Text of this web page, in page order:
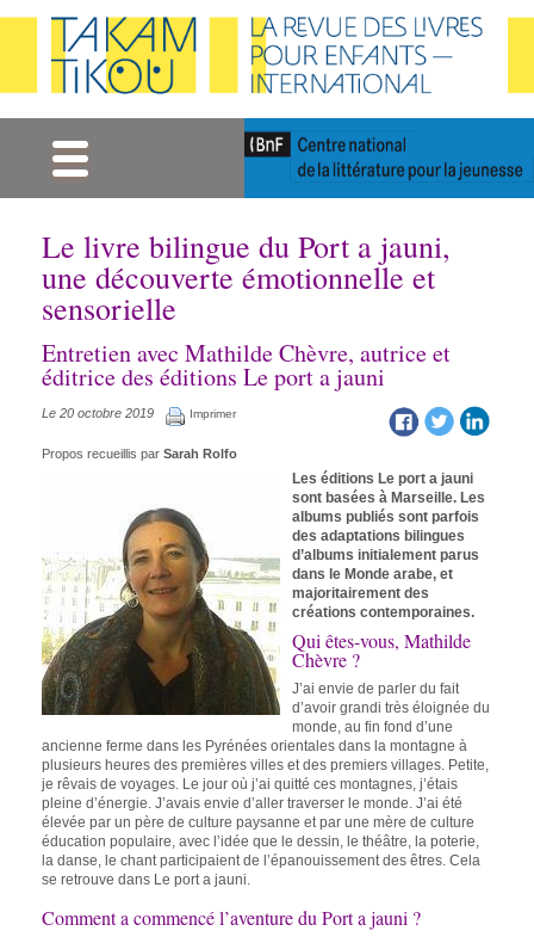
Le livre bilingue du Port a jauni,
une découverte émotionnelle et
sensorielle
Entretien avec Mathilde Chèvre, autrice et
éditrice des éditions Le port a jauni
Le 20 octobre 2019 Imprimer
Propos recueillis par Sarah Rolfo
Les éditions Le port a jauni
sont basées à Marseille. Les
albums publiés sont parfois
des adaptations bilingues
d’albums initialement parus
dans le Monde arabe, et
majoritairement des
créations contemporaines.
Qui êtes-vous, Mathilde
Chèvre ?
J’ai envie de parler du fait
d’avoir grandi très éloignée du
monde, au fin fond d’une
ancienne ferme dans les Pyrénées orientales dans la montagne à
plusieurs heures des premières villes et des premiers villages. Petite,
je rêvais de voyages. Le jour où j’ai quitté ces montagnes, j’étais
pleine d’énergie. J’avais envie d’aller traverser le monde. J’ai été
élevée par un père de culture paysanne et par une mère de culture
éducation populaire, avec l’idée que le dessin, le théâtre, la poterie,
la danse, le chant participaient de l’épanouissement des êtres. Cela
se retrouve dans Le port a jauni.
Comment a commencé l’aventure du Port a jauni ?